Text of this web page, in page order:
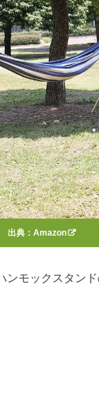
出典： Amazon
ンモックスタン